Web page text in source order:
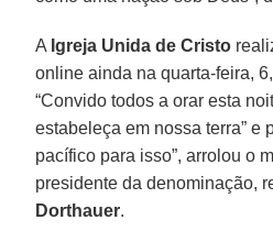
A Igreja Unida de Cristo
online ainda na quarta-feira,
“Convido todos a orar esta
estabeleça em nossa terra” e
pacífico para isso”, arrolou o
presidente da denominação,
Dorthauer.